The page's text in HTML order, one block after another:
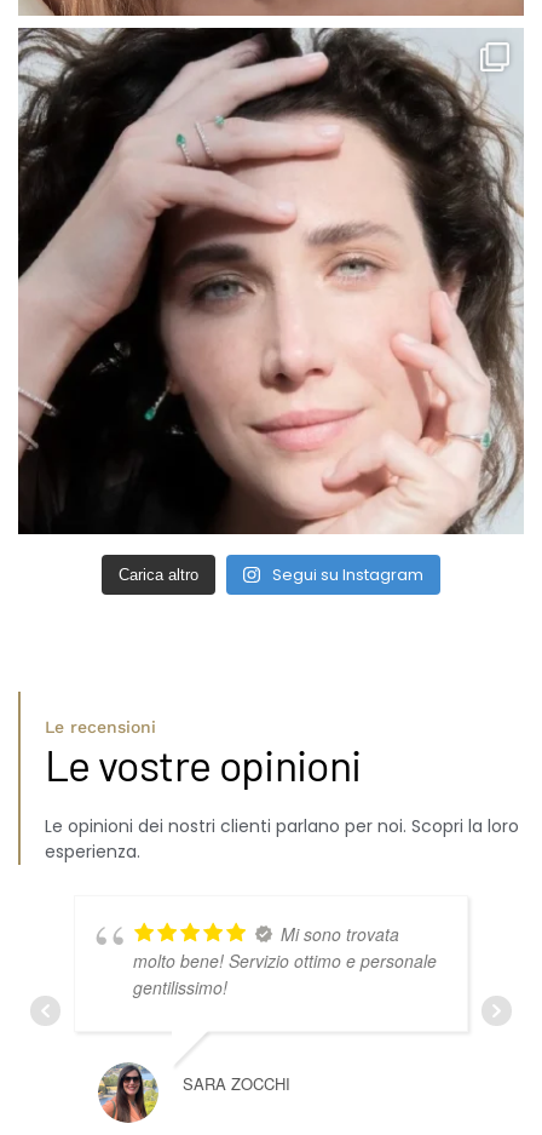
Carica altro Segui su Instagram
Le recensioni
Le vostre opinioni
Le opinioni dei nostri clienti parlano per noi. Scopri la loro
esperienza.
Mi sono trovata
molto bene! Servizio ottimo e personale
gentilissimo!
SARA ZOCCHI